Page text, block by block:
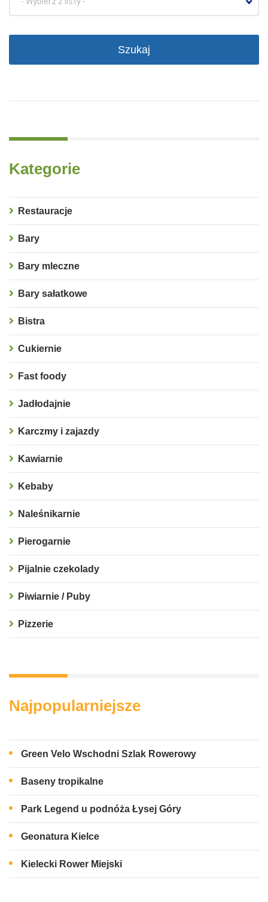
Kategorie
Restauracje
Bary
Bary mleczne
Bary sałatkowe
Bistra
Cukiernie
Fast foody
Jadłodajnie
Karczmy i zajazdy
Kawiarnie
Kebaby
Naleśnikarnie
Pierogarnie
Pijalnie czekolady
Piwiarnie / Puby
Pizzerie
Najpopularniejsze
Green Velo Wschodni Szlak Rowerowy
Baseny tropikalne
Park Legend u podnóża Łysej Góry
Geonatura Kielce
Kielecki Rower Miejski